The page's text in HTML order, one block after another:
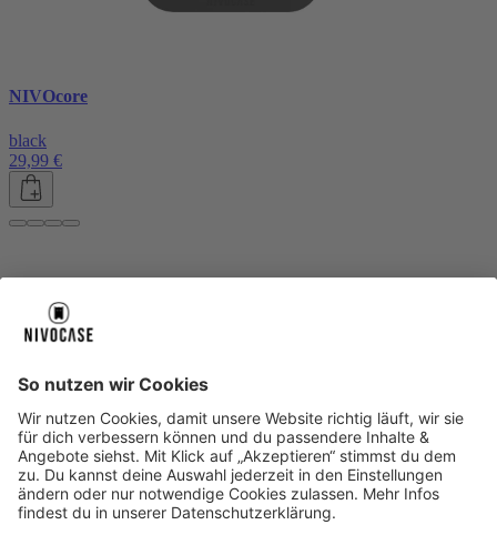
NIVOcore
black
29,99 €
About NIVOCASE
Geschäftskunden
Zahlungsarten Versandinfos Alle Hilfe-Themen
Zufriedenheitsgarantie
Service
Service
AGB VERTRAG WIDERRUFEN Datenschutz
Ombudsmann
Barrierefreiheit Lieferantenkodex Bestell-Prozess